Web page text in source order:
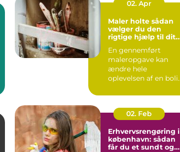
02. Apr
Maler holte sådan
vælger du den
rigtige hjælp til dit
En gennemført
maleropgave kan
ændre hele
oplevelsen af en
Farver, finish...
02. Feb
Erhvervsrengøring i
københavn: sådan
får du et sundt og